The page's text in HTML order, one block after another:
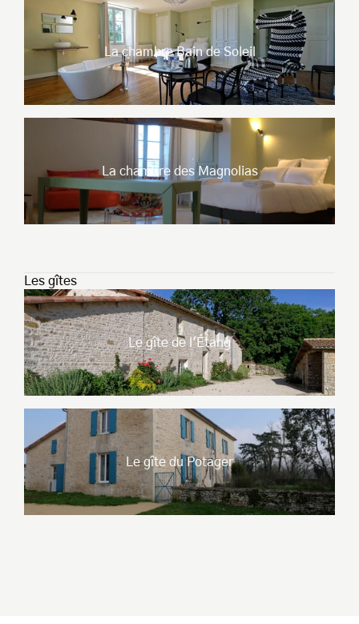
La chambre Bain de Soleil
La chambre des Magnolias
Les gîtes
Le gîte de l'Étang
Le gîte du Potager